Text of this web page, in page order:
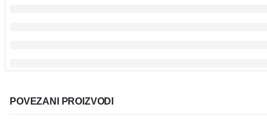
POVEZANI PROIZVODI